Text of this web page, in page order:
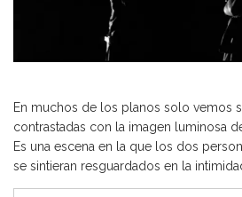
En muchos de los planos solo vemos
contrastadas con la imagen luminosa
Es una escena en la que los dos
se sintieran resguardados en la